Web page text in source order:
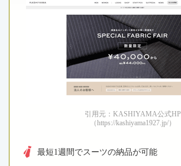
引用元：KASHIYAMA公式HP
（https://kashiyama1927.jp/）
最短1週間でスーツの納品が可能